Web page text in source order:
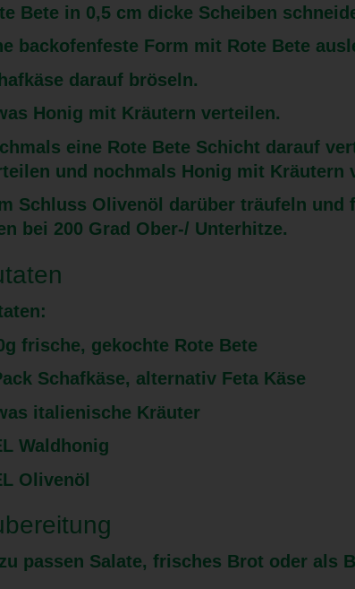
Bete in 0,5 cm dicke Scheiben
backofenfeste Form mit Rote Bete
darauf bröseln.
Honig mit Kräutern verteilen.
eine Rote Bete Schicht darauf
und nochmals Honig mit Kräutern
Schluss Olivenöl darüber träufeln und
bei 200 Grad Ober-/ Unterhitze.
frische, gekochte Rote Bete
Schafkäse, alternativ Feta Käse
italienische Kräuter
Waldhonig
Olivenöl
passen Salate, frisches Brot oder als